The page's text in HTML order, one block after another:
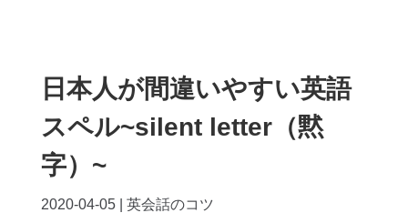
日本人が間違いやすい英語
スペル~silent letter（黙
字）~
2020-04-05| 英会話のコツ